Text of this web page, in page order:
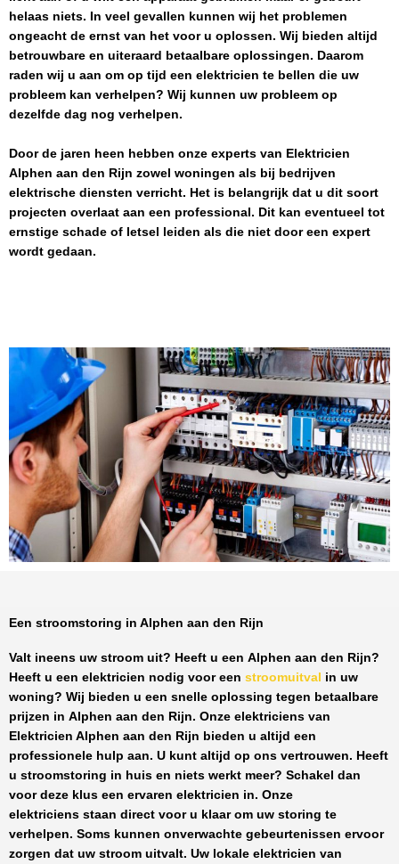
helaas niets. In veel gevallen kunnen wij het problemen
ongeacht de ernst van het voor u oplossen. Wij bieden altijd
betrouwbare en uiteraard betaalbare oplossingen. Daarom
raden wij u aan om op tijd een elektricien te bellen die uw
probleem kan verhelpen? Wij kunnen uw probleem op
dezelfde dag nog verhelpen.
Door de jaren heen hebben onze experts van Elektricien
Alphen aan den Rijn zowel woningen als bij bedrijven
elektrische diensten verricht. Het is belangrijk dat u dit soort
projecten overlaat aan een professional. Dit kan eventueel tot
ernstige schade of letsel leiden als die niet door een expert
wordt gedaan.
Een stroomstoring in Alphen aan den Rijn
Valt ineens uw stroom uit? Heeft u een Alphen aan den Rijn?
Heeft u een elektricien nodig voor een stroomuitval in uw
woning? Wij bieden u een snelle oplossing tegen betaalbare
prijzen in Alphen aan den Rijn. Onze elektriciens van
Elektricien Alphen aan den Rijn bieden u altijd een
professionele hulp aan. U kunt altijd op ons vertrouwen. Heeft
u stroomstoring in huis en niets werkt meer? Schakel dan
voor deze klus een ervaren elektricien in. Onze
elektriciens staan direct voor u klaar om uw storing te
verhelpen. Soms kunnen onverwachte gebeurtenissen ervoor
zorgen dat uw stroom uitvalt. Uw lokale elektricien van